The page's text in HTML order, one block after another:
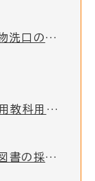
紋別市立小学校におけるフッ化物洗口の実施について
平成30年度から使用する小学校用教科用図書の採択結果について
令和３年度から使用する教科用図書の採択結果について